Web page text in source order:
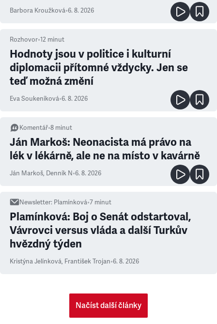
Barbora Kroužková•6. 8. 2026
Rozhovor•12 minut
Hodnoty jsou v politice i kulturní
diplomacii přítomné vždycky. Jen se
teď možná změní
Eva Soukeníková•6. 8. 2026
Komentář•8 minut
Ján Markoš: Neonacista má právo na
lék v lékárně, ale ne na místo v kavárně
Ján Markoš, Denník N•6. 8. 2026
Newsletter: Plamínková•7 minut
Plamínková: Boj o Senát odstartoval,
Vávrovci versus vláda a další Turkův
hvězdný týden
Kristýna Jelínková, František Trojan•6. 8. 2026
Načíst další články